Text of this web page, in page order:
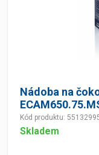
Nádoba na
Kód produktu:
Skladem